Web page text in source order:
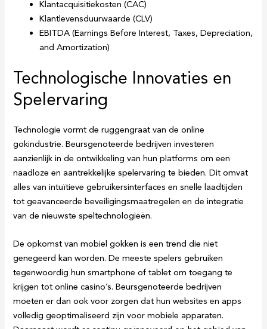
Klantacquisitiekosten (CAC)
Klantlevensduurwaarde (CLV)
EBITDA (Earnings Before Interest, Taxes, Depreciation,
and Amortization)
Technologische Innovaties en
Spelervaring
Technologie vormt de ruggengraat van de online
gokindustrie. Beursgenoteerde bedrijven investeren
aanzienlijk in de ontwikkeling van hun platforms om een
naadloze en aantrekkelijke spelervaring te bieden. Dit omvat
alles van intuïtieve gebruikersinterfaces en snelle laadtijden
tot geavanceerde beveiligingsmaatregelen en de integratie
van de nieuwste speltechnologieën.
De opkomst van mobiel gokken is een trend die niet
genegeerd kan worden. De meeste spelers gebruiken
tegenwoordig hun smartphone of tablet om toegang te
krijgen tot online casino’s. Beursgenoteerde bedrijven
moeten er dan ook voor zorgen dat hun websites en apps
volledig geoptimaliseerd zijn voor mobiele apparaten.